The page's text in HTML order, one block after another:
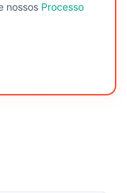
nossos Processo